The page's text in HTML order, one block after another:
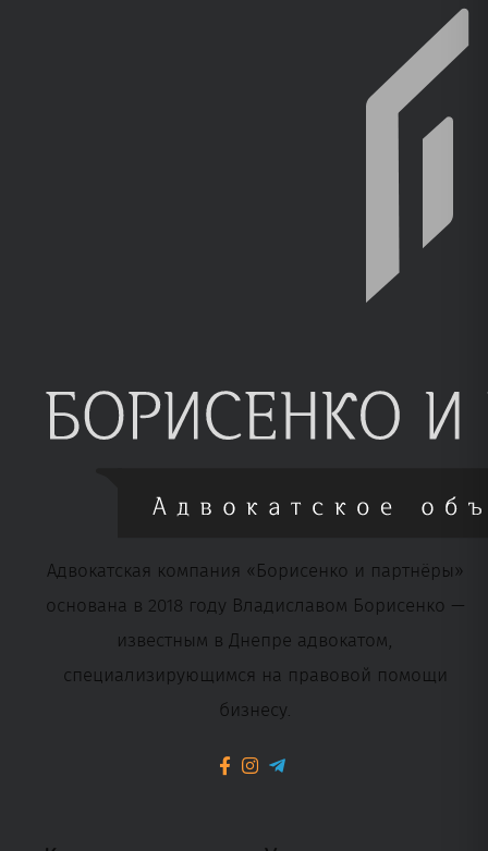
Адвокатская компания «Борисенко и партнёры»
основана в 2018 году Владиславом Борисенко —
известным в Днепре адвокатом,
специализирующимся на правовой помощи
бизнесу.